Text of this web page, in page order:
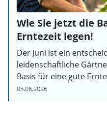
Wie Sie jetzt die
Erntezeit legen!
Der Juni ist ein
leidenschaftliche
Basis für eine gute
05.06.2026